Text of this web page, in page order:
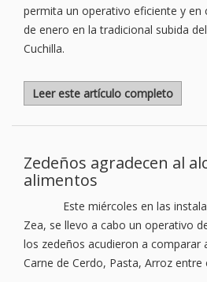
permita un operativo eficiente y
de enero en la tradicional subida
Cuchilla.
Leer este artículo completo
Zedeños agradecen al
alimentos
Este miércoles en las
Zea, se llevo a cabo un operativo
los zedeños acudieron a comparar
Carne de Cerdo, Pasta, Arroz entre